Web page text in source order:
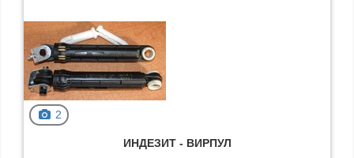
2
ИНДЕЗИТ - BИРПУЛ